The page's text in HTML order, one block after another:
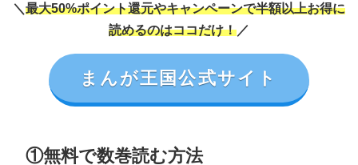
＼ 最大50%ポイント還元やキャンペーンで半額以上お得に
読めるのはココだけ！ ／
まんが王国公式サイト
①無料で数巻読む方法